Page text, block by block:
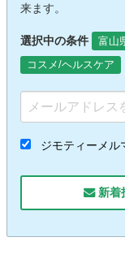
来ます。
選択中の条件 富山
コスメ/ヘルスケア
ジモティーメル
新着